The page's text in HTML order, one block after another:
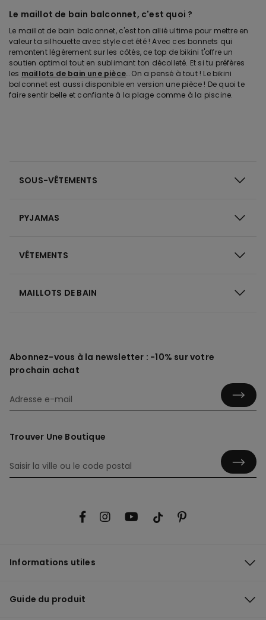
Le maillot de bain balconnet, c'est quoi ?
Le maillot de bain balconnet, c'est ton allié ultime pour mettre en
valeur ta silhouette avec style cet été ! Avec ces bonnets qui
remontent légèrement sur les côtés, ce top de bikini t'offre un
soutien optimal tout en sublimant ton décolleté. Et si tu préfères
les maillots de bain une pièce… On a pensé à tout ! Le bikini
balconnet est aussi disponible en version une pièce ! De quoi te
faire sentir belle et confiante à la plage comme à la piscine.
SOUS-VÊTEMENTS
PYJAMAS
VÊTEMENTS
MAILLOTS DE BAIN
Abonnez-vous à la newsletter : -10% sur votre
prochain achat
Trouver Une Boutique
Informations utiles
Guide du produit